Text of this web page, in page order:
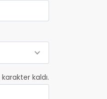
karakter kaldı.